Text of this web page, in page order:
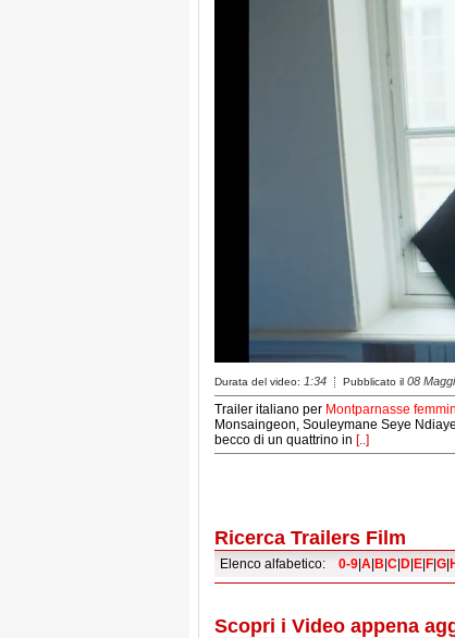
Durata del video: 1:34 Pubblicato il 08
Trailer italiano per Montparnasse
Monsaingeon, Souleymane Seye
becco di un quattrino in [..]
Ricerca Trailers Film
Elenco alfabetico: 0-9|A|B|C|D|E|F|G|
Scopri i Video appena